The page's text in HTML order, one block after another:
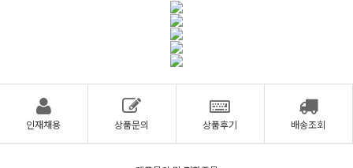
인재채용 상품문의 상품후기 배송조회